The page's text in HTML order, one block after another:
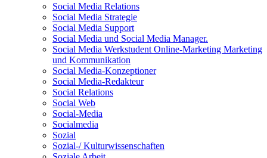
Social Media Relations
Social Media Strategie
Social Media Support
Social Media und Social Media Manager.
Social Media Werkstudent Online-Marketing Marketing
und Kommunikation
Social Media-Konzeptioner
Social Media-Redakteur
Social Relations
Social Web
Social-Media
Socialmedia
Sozial
Sozial-/ Kulturwissenschaften